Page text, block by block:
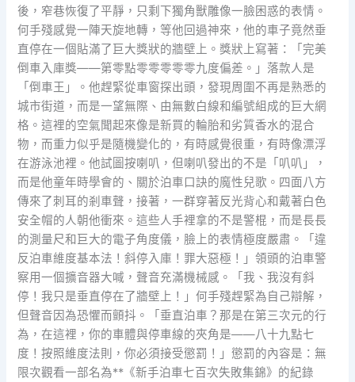
後，窄巷恢復了平靜，只剩下獨角獸雕像一臉困惑的表情。
何手殘感覺一陣天旋地轉，等他回過神來，他的車子竟然垂
直停在一個貼滿了巨大獎狀的牆壁上。獎狀上寫著：「完美
倒車入庫獎——第零點零零零零零九度偏差。」落款人是
「倒車王」。他趕緊從車窗探出頭，發現周圍不再是熟悉的
城市街道，而是一望無際、由無數白線和編號組成的巨大網
格。這裡的空氣聞起來像是新買的輪胎和劣質香水的混合
物，而重力似乎是隨機變化的，有時感覺很重，有時像漂浮
在游泳池裡。他試圖按喇叭，但喇叭發出的不是「叭叭」，
而是他童年時學會的、關於泊車口訣的魔性兒歌。四面八方
傳來了刺耳的剎車聲，接著，一群穿著反光背心和戴著白色
安全帽的人朝他衝來。這些人手裡拿的不是警棍，而是長長
的測量尺和巨大的電子角度儀，臉上的表情極度嚴肅。「違
反泊車維度基本法！斜停入庫！罪大惡極！」領頭的泊車警
察用一個擴音器大喊，聲音充滿機械感。「我、我沒有斜
停！我只是垂直停在了牆壁上！」何手殘趕緊為自己辯解，
但聲音因為恐懼而顫抖。「垂直泊車？那是在第三次元的行
為，在這裡，你的車體與停車線的夾角是——八十九點七
度！按照維度法則，你必須接受懲罰！」懲罰的內容是：無
限次觀看一部名為**《新手泊車七百次失敗集錦》的紀錄